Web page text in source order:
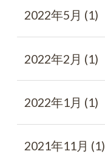
2022年5月 (1)
2022年2月 (1)
2022年1月 (1)
2021年11月 (1)